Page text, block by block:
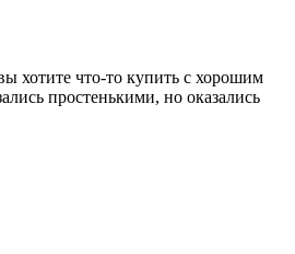
хотите что-то купить с хорошим
простенькими, но оказались